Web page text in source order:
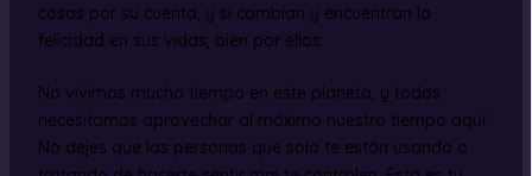
cosas por su cuenta, y si cambian y encuentran la
felicidad en sus vidas, bien por ellos.
No vivimos mucho tiempo en este planeta, y todos
necesitamos aprovechar al máximo nuestro tiempo aquí.
No dejes que las personas que solo te están usando o